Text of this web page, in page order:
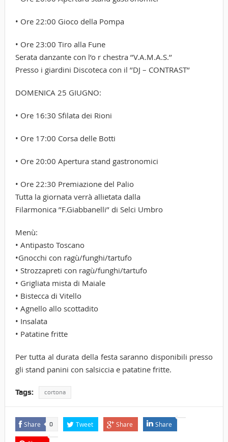
• Ore 22:00 Gioco della Pompa
• Ore 23:00 Tiro alla Fune
Serata danzante con l’o r chestra ’’V.A.M.A.S.’’
Presso i giardini Discoteca con il ’’DJ – CONTRAST’’
DOMENICA 25 GIUGNO:
• Ore 16:30 Sfilata dei Rioni
• Ore 17:00 Corsa delle Botti
• Ore 20:00 Apertura stand gastronomici
• Ore 22:30 Premiazione del Palio
Tutta la giornata verrà allietata dalla
Filarmonica ’’F.Giabbanelli’’ di Selci Umbro
Menù:
• Antipasto Toscano
•Gnocchi con ragù/funghi/tartufo
• Strozzapreti con ragù/funghi/tartufo
• Grigliata mista di Maiale
• Bistecca di Vitello
• Agnello allo scottadito
• Insalata
• Patatine fritte
Per tutta al durata della festa saranno disponibili presso
gli stand panini con salsiccia e patatine fritte.
Tags: cortona
Share 0 Tweet Share Share